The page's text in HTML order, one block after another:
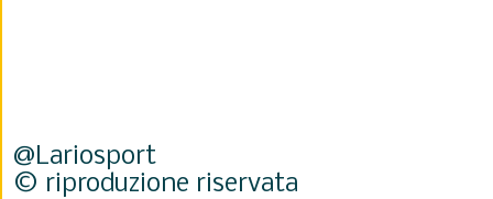
@Lariosport
© riproduzione riservata